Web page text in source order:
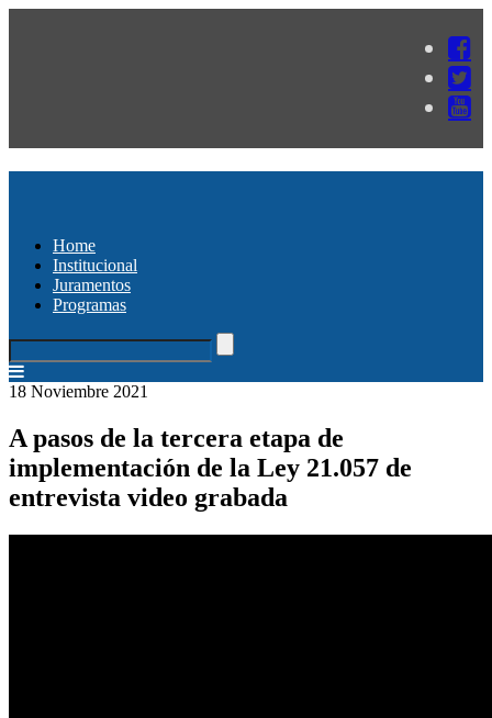
Home
Institucional
Juramentos
Programas
18 Noviembre 2021
A pasos de la tercera etapa de
implementación de la Ley 21.057 de
entrevista video grabada